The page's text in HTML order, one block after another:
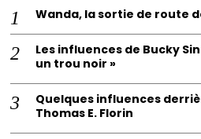
Wanda, la sortie de route
Les influences de Bucky
un trou noir »
Quelques influences
Thomas E. Florin